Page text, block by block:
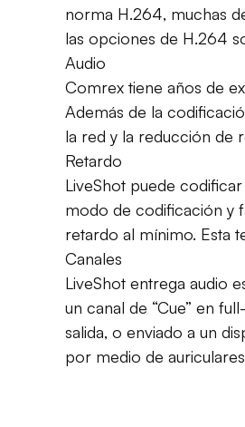
norma H.264, muchas
las opciones de H.264
Audio
Comrex tiene años de
Además de la
la red y la reducción de
Retardo
LiveShot puede
modo de codificación y
retardo al mínimo. Esta
Canales
LiveShot entrega audio
un canal de “Cue” en
salida, o enviado a un
por medio de